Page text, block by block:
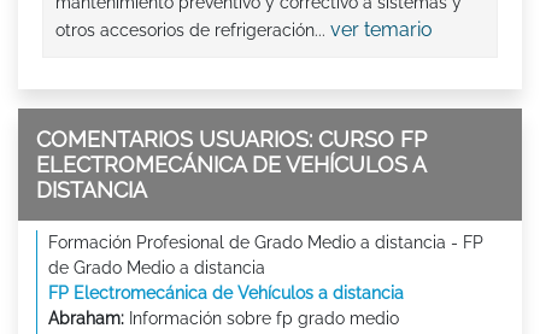
otros accesorios de refrigeración... ver temario
COMENTARIOS USUARIOS: CURSO FP
ELECTROMECÁNICA DE VEHÍCULOS A
DISTANCIA
Formación Profesional de Grado Medio a distancia - FP
de Grado Medio a distancia
FP Electromecánica de Vehículos a distancia
Abraham: Información sobre fp grado medio